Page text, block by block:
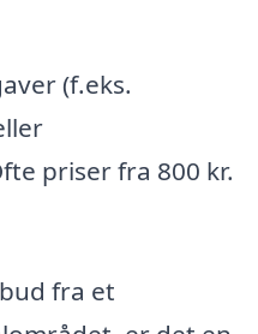
(f.eks.
priser fra 800 kr.
fra et